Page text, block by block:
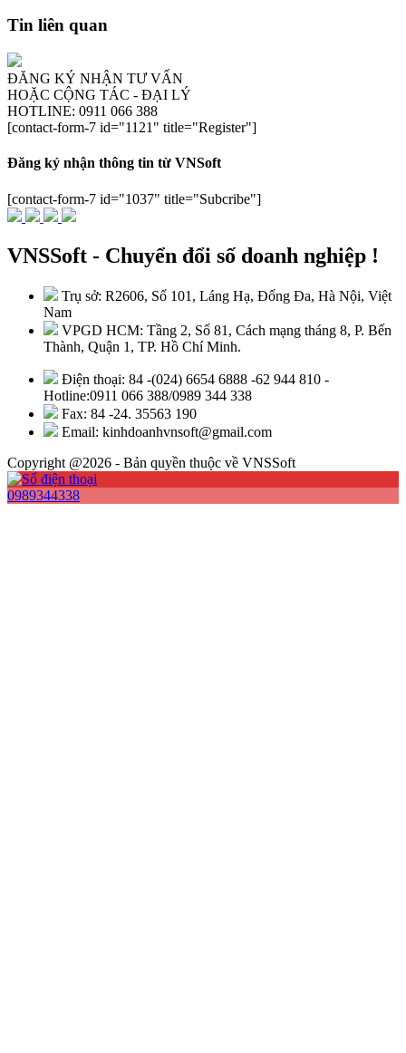
Tin liên quan
ĐĂNG KÝ NHẬN TƯ VẤN
HOẶC CỘNG TÁC - ĐẠI LÝ
HOTLINE: 0911 066 388
[contact-form-7 id="1121" title="Register"]
Đăng ký nhận thông tin từ VNSoft
[contact-form-7 id="1037" title="Subcribe"]
VNSSoft - Chuyển đổi số doanh nghiệp !
Trụ sở: R2606, Số 101, Láng Hạ, Đống Đa, Hà Nội, Việt
Nam
VPGD HCM: Tầng 2, Số 81, Cách mạng tháng 8, P. Bến
Thành, Quận 1, TP. Hồ Chí Minh.
Điện thoại: 84 -(024) 6654 6888 -62 944 810 -
Hotline:0911 066 388/0989 344 338
Fax: 84 -24. 35563 190
Email: kinhdoanhvnsoft@gmail.com
Copyright @2026 - Bản quyền thuộc về VNSSoft
0989344338